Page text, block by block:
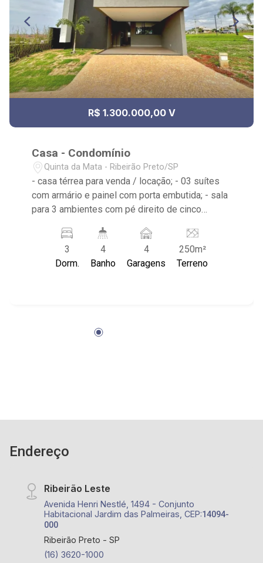
R$ 1.300.000,00 V
Casa - Condomínio
Quinta da Mata - Ribeirão Preto/SP
- casa térrea para venda / locação; - 03 suítes
com armário e painel com porta embutida; - sala
para 3 ambientes com pé direito de cinco
- piscina; - home office / ateliê; - lavabo; -
aquecimento solar, torneiras monocomando; -
área de serviço com despensa; - 04 vagas de
3
Dorm.
4
Banho
4
Garagens
250m²
Terreno
Endereço
Ribeirão Leste
Avenida Henri Nestlé, 1494 - Conjunto
Habitacional Jardim das Palmeiras, CEP:14094-
000
Ribeirão Preto - SP
(16) 3620-1000